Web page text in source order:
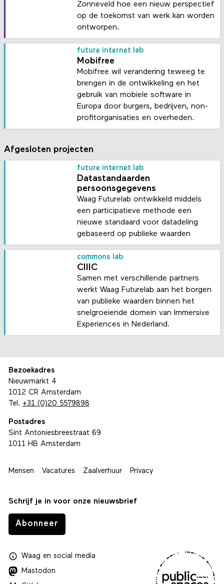
Zonneveld hoe een nieuw perspectief
op de toekomst van werk kan worden
ontworpen.
future internet lab
Mobifree
Mobifree wil verandering teweeg te
brengen in de ontwikkeling en het
gebruik van mobiele software in
Europa door burgers, bedrijven, non-
profitorganisaties en overheden.
Afgesloten projecten
future internet lab
Datastandaarden
persoonsgegevens
Waag Futurelab ontwikkeld middels
een participatieve methode een
nieuwe standaard voor datadeling
gebaseerd op publieke waarden
commons lab
CIIIC
Samen met verschillende partners
werkt Waag Futurelab aan het borgen
van publieke waarden binnen het
snelgroeiende domein van Immersive
Experiences in Nederland.
Bezoekadres
Nieuwmarkt 4
1012 CR Amsterdam
Tel. +31 (0)20 5579898
Postadres
Sint Antoniesbreestraat 69
1011 HB Amsterdam
Mensen Vacatures Zaalverhuur Privacy
Schrijf je in voor onze nieuwsbrief
Abonneer
Waagen social media
Mastodon